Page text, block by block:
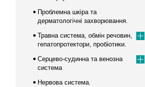
Проблемна шкіра та
дерматологічні захворювання.
Травна система, обмін речовин,
гепатопротектори, пробіотики.
Серцево-судинна та венозна
система
Нервова система.